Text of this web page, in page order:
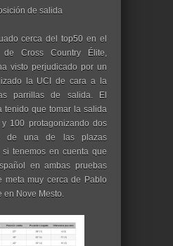
de salida
cerca del top50 en el
de Cross Country Élite,
visto perjudicado por un
la UCI de cara a la
parrillas de salida. El
tenido que tomar la salida
100 protagonizando dos
de una de las plazas
tenemos en cuenta que
en ambas pruebas
meta muy cerca de Pablo
en Nove Mesto.